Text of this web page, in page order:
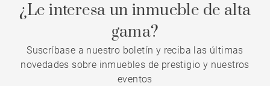
¿Le interesa un inmueble de alta
gama?
Suscríbase a nuestro boletín y reciba las últimas
novedades sobre inmuebles de prestigio y nuestros
eventos